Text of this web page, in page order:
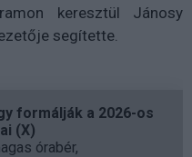
keresztül Jánosy
segítette.
formálják a 2026-os
(X)
órabér,